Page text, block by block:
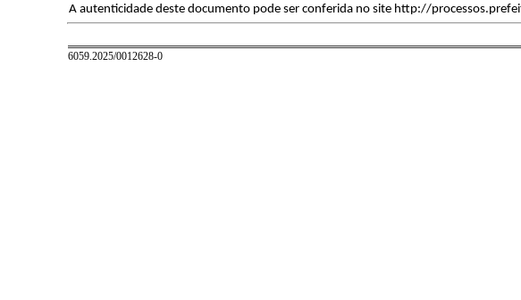
A autenticidade deste documento pode ser conferida no site http://
6059.2025/0012628-0